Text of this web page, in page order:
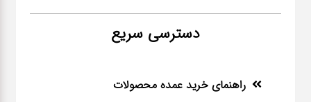
دسترسی سریع
راهنمای خرید عمده محصولات